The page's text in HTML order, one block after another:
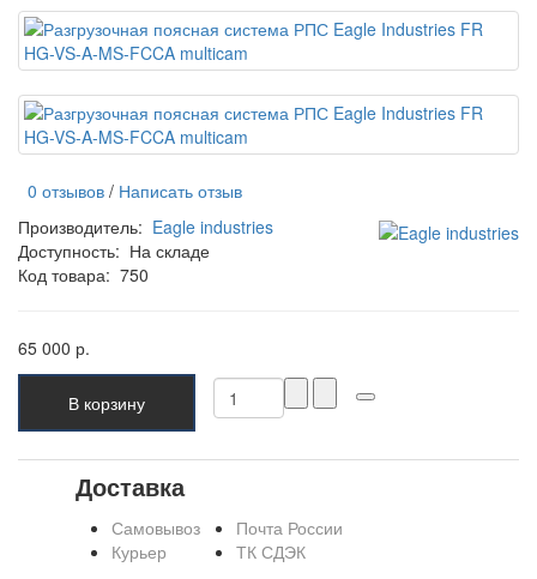
0 отзывов / Написать отзыв
Производитель: Eagle industries
Доступность: На складе
Код товара: 750
65 000 р.
В корзину
Доставка
Самовывоз
Курьер
Почта России
ТК СДЭК